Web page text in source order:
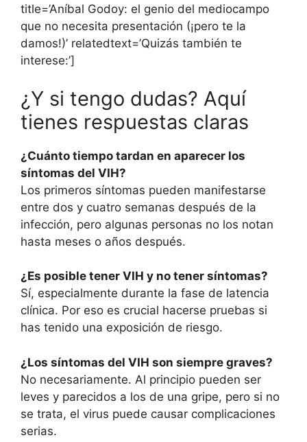
title=’Aníbal Godoy: el genio del mediocampo
que no necesita presentación (¡pero te la
damos!)’ relatedtext=’Quizás también te
interese:’]
¿Y si tengo dudas? Aquí
tienes respuestas claras
¿Cuánto tiempo tardan en aparecer los
síntomas del VIH?
Los primeros síntomas pueden manifestarse
entre dos y cuatro semanas después de la
infección, pero algunas personas no los notan
hasta meses o años después.
¿Es posible tener VIH y no tener síntomas?
Sí, especialmente durante la fase de latencia
clínica. Por eso es crucial hacerse pruebas si
has tenido una exposición de riesgo.
¿Los síntomas del VIH son siempre graves?
No necesariamente. Al principio pueden ser
leves y parecidos a los de una gripe, pero si no
se trata, el virus puede causar complicaciones
serias.